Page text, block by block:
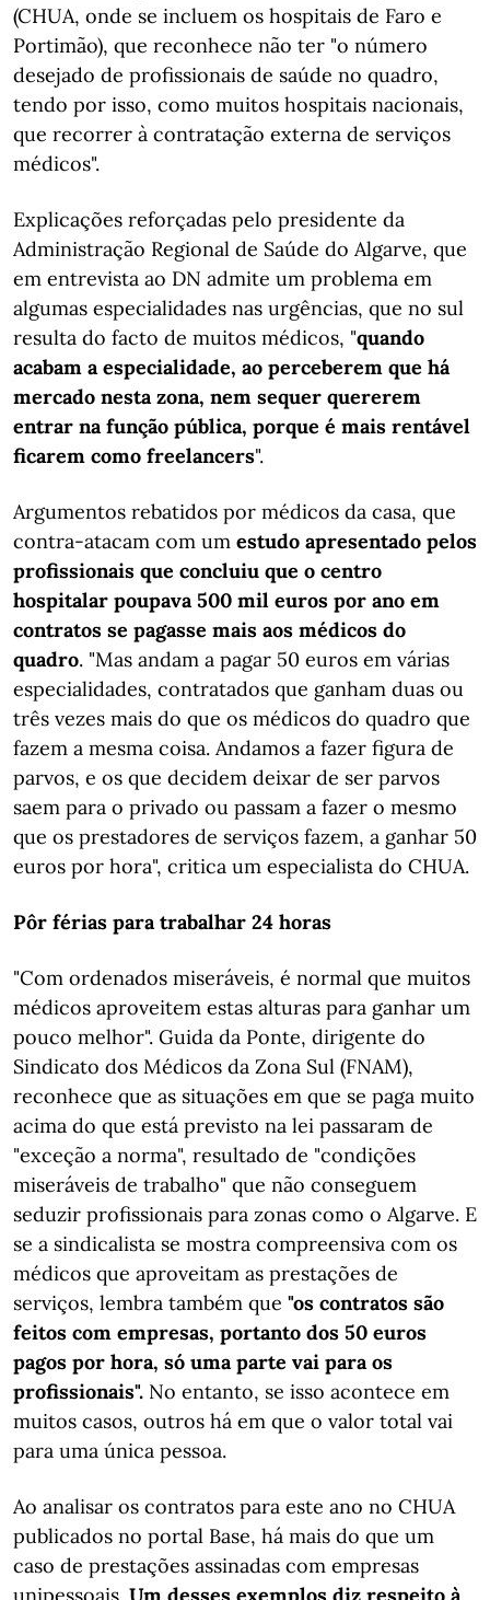
(CHUA, onde se incluem os hospitais de Faro e
Portimão), que reconhece não ter "o número
desejado de profissionais de saúde no quadro,
tendo por isso, como muitos hospitais nacionais,
que recorrer à contratação externa de serviços
médicos".
Explicações reforçadas pelo presidente da
Administração Regional de Saúde do Algarve, que
em entrevista ao DN admite um problema em
algumas especialidades nas urgências, que no sul
resulta do facto de muitos médicos, "quando
acabam a especialidade, ao perceberem que há
mercado nesta zona, nem sequer quererem
entrar na função pública, porque é mais rentável
ficarem como freelancers".
Argumentos rebatidos por médicos da casa, que
contra-atacam com um estudo apresentado pelos
profissionais que concluiu que o centro
hospitalar poupava 500 mil euros por ano em
contratos se pagasse mais aos médicos do
quadro. "Mas andam a pagar 50 euros em várias
especialidades, contratados que ganham duas ou
três vezes mais do que os médicos do quadro que
fazem a mesma coisa. Andamos a fazer figura de
parvos, e os que decidem deixar de ser parvos
saem para o privado ou passam a fazer o mesmo
que os prestadores de serviços fazem, a ganhar 50
euros por hora", critica um especialista do CHUA.
Pôr férias para trabalhar 24 horas
"Com ordenados miseráveis, é normal que muitos
médicos aproveitem estas alturas para ganhar um
pouco melhor". Guida da Ponte, dirigente do
Sindicato dos Médicos da Zona Sul (FNAM),
reconhece que as situações em que se paga muito
acima do que está previsto na lei passaram de
"exceção a norma", resultado de "condições
miseráveis de trabalho" que não conseguem
seduzir profissionais para zonas como o Algarve. E
se a sindicalista se mostra compreensiva com os
médicos que aproveitam as prestações de
serviços, lembra também que "os contratos são
feitos com empresas, portanto dos 50 euros
pagos por hora, só uma parte vai para os
profissionais". No entanto, se isso acontece em
muitos casos, outros há em que o valor total vai
para uma única pessoa.
Ao analisar os contratos para este ano no CHUA
publicados no portal Base, há mais do que um
caso de prestações assinadas com empresas